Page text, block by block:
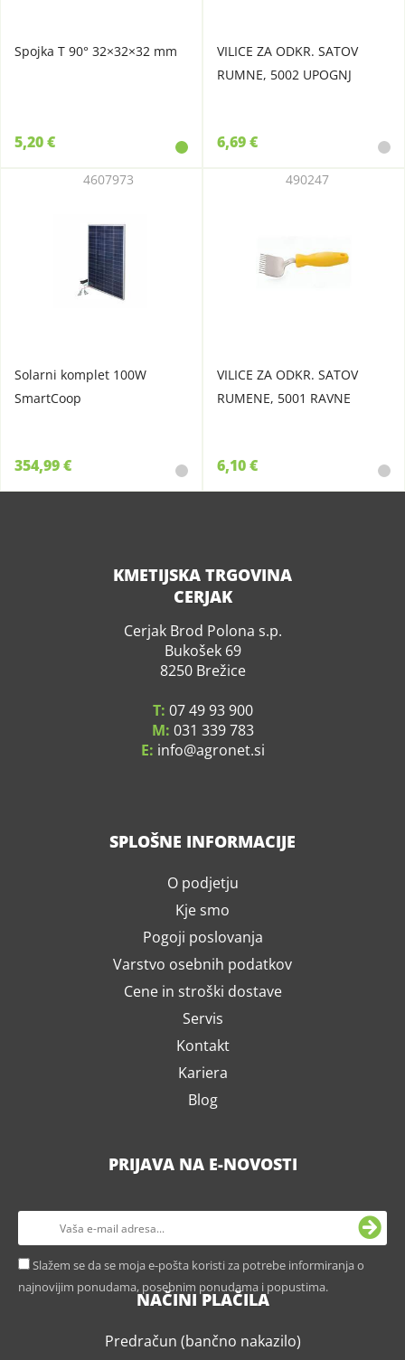
Spojka T 90° 32×32×32 mm
5,20 €
VILICE ZA ODKR. SATOV
RUMNE, 5002 UPOGNJ
6,69 €
Solarni komplet 100W
SmartCoop
4607973
354,99 €
VILICE ZA ODKR. SATOV
RUMENE, 5001 RAVNE
490247
6,10 €
KMETIJSKA TRGOVINA
CERJAK
Cerjak Brod Polona s.p.
Bukošek 69
8250 Brežice
T: 07 49 93 900
M: 031 339 783
E: info agronet.si
SPLOŠNE INFORMACIJE
O podjetju
Kje smo
Pogoji poslovanja
Varstvo osebnih podatkov
Cene in stroški dostave
Servis
Kontakt
Kariera
Blog
PRIJAVA NA E-NOVOSTI
Slažem se da se moja e-pošta koristi za potrebe informiranja o
najnovijim ponudama, posebnim ponudama i popustima.
NAČINI PLAČILA
Predračun (bančno nakazilo)